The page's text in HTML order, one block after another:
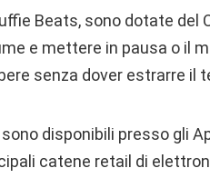
Beats, sono dotate del
e mettere in pausa o il
senza dover estrarre il
disponibili presso gli
catene retail di